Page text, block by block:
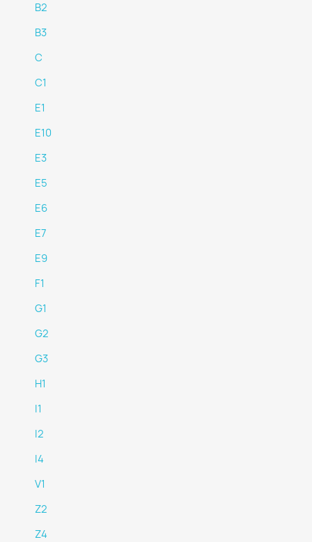
B2
B3
C
C1
E1
E10
E3
E5
E6
E7
E9
F1
G1
G2
G3
H1
I1
I2
I4
V1
Z2
Z4